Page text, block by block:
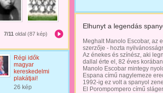
7/11 oldal (87 kép)
Régi idők
magyar
kereskedelmi
plakátjai!
26 kép
Elhunyt a legendás
Meghalt Manolo Escobar, az
szerzője - hozta
Az énekes és színész, aki
dallal érte el, 82 éves
Manolo Escobar mintegy
Espana című nagylemeze
1992-ig ez volt a spanyol
El Porompompero című